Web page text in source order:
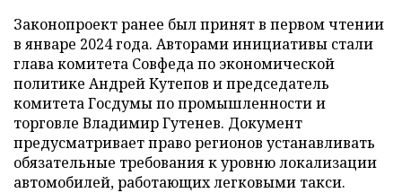
Законопроект ранее был принят в первом чтении
в январе 2024 года. Авторами инициативы стали
глава комитета Совфеда по экономической
политике Андрей Кутепов и председатель
комитета Госдумы по промышленности и
торговле Владимир Гутенев. Документ
предусматривает право регионов устанавливать
обязательные требования к уровню локализации
автомобилей, работающих легковыми такси.